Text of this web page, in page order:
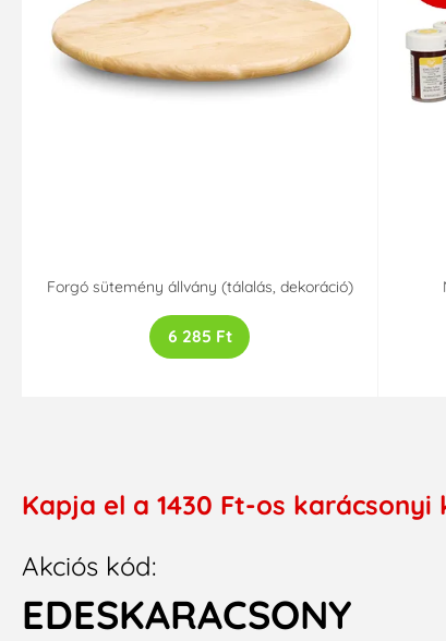
Forgó sütemény állvány (tálalás, dekoráció)
6 285 Ft
Kapja el a 1430 Ft-os karácsonyi
Akciós kód:
EDESKARACSONY